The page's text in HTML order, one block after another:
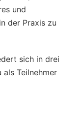
und
der Praxis zu
sich in drei
als Teilnehmer